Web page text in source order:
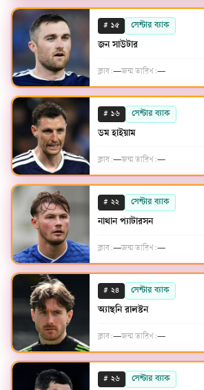
# ১৫ সেন্টার ব্যাক
জন সাউটার
ক্লাব:—জন্ম তারিখ:—
# ১৬ সেন্টার ব্যাক
ডম হাইয়াম
ক্লাব:—জন্ম তারিখ:—
# ২২ সেন্টার ব্যাক
নাথান প্যাটারসন
ক্লাব:—জন্ম তারিখ:—
# ২৪ সেন্টার ব্যাক
অ্যান্থনি রালস্টন
ক্লাব:—জন্ম তারিখ:—
# ২৬ সেন্টার ব্যাক